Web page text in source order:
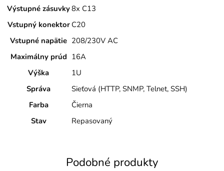
Výstupné zásuvky8x C13
Vstupný konektor C20
Vstupné napätie 208/230V AC
Maximálny prúd 16A
Výška
1U
Správa
Sieťová (HTTP, SNMP, Telnet, SSH)
Farba
Čierna
Stav
Repasovaný
Podobné produkty